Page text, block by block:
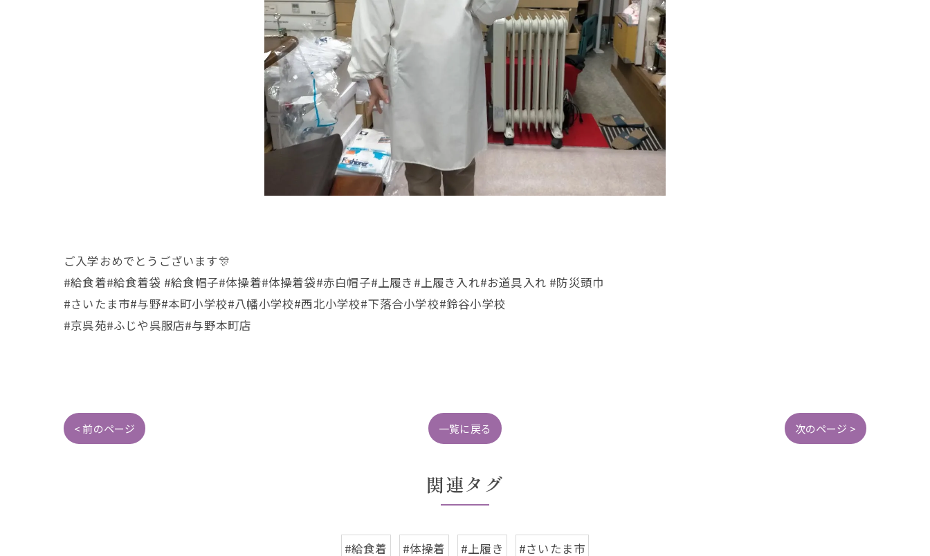
ご入学おめでとうございます🎊
#給食着#給食着袋 #給食帽子#体操着#体操着袋#赤白帽子#上履き#上履き入れ#お道具入れ #防災頭巾
#さいたま市#与野#本町小学校#八幡小学校#西北小学校#下落合小学校#鈴谷小学校
#京呉苑#ふじや呉服店#与野本町店
< 前のページ 一覧に戻る 次のページ >
関連タグ
#給食着 #体操着 #上履き #さいたま市